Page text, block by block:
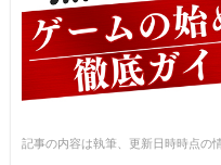
記事の内容は執筆、更新日時時点の